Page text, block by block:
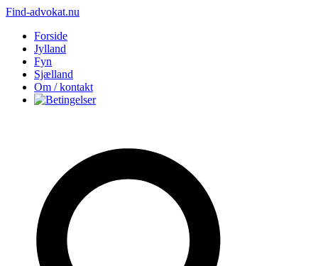
Find-advokat.nu
Forside
Jylland
Fyn
Sjælland
Om / kontakt